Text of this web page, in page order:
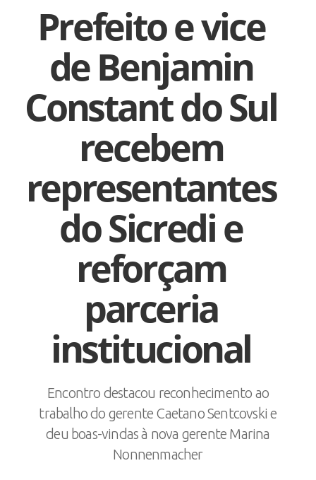
Prefeito e vice
de Benjamin
Constant do Sul
recebem
representantes
do Sicredi e
reforçam
parceria
institucional
Encontro destacou reconhecimento ao
trabalho do gerente Caetano Sentcovski e
deu boas-vindas à nova gerente Marina
Nonnenmacher